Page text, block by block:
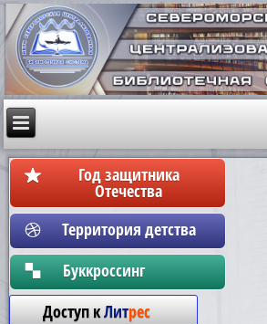
Год защитника
Отечества
Территория детства
Бyккpoccинг
Доступ кЛитрес